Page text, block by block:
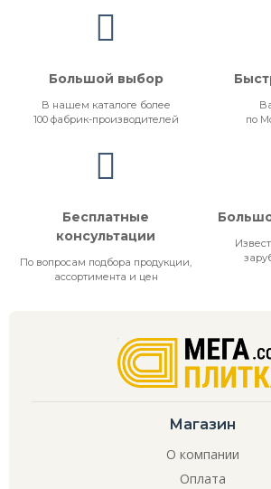
Большой выбор
В нашем каталоге более
100 фабрик-производителей
по
Бесплатные
консультации
По вопросам подбора продукции,
ассортимента и цен
Магазин
О компании
Оплата